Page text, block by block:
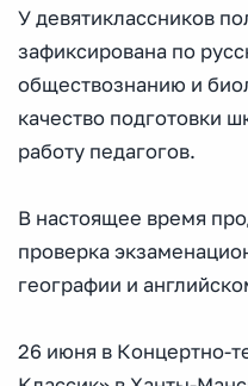
У девятиклассников
зафиксирована по
обществознанию и
качество подготовки
работу педагогов.
В настоящее время
проверка
географии и
26 июня в Концертно-